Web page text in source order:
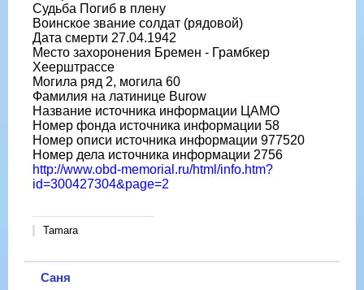
Судьба Погиб в плену
Воинское звание солдат (рядовой)
Дата смерти 27.04.1942
Место захоронения Бремен - Грамбкер
Хеерштрассе
Могила ряд 2, могила 60
Фамилия на латинице Burow
Название источника информации ЦАМО
Номер фонда источника информации 58
Номер описи источника информации 977520
Номер дела источника информации 2756
http://www.obd-memorial.ru/html/info.htm?
id=300427304&page=2
Tamara
Саня